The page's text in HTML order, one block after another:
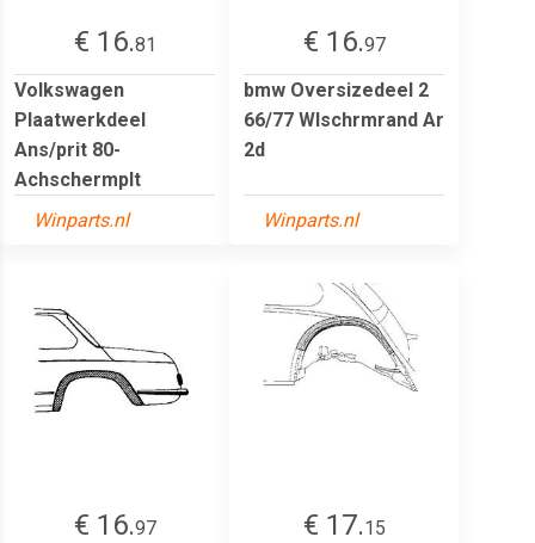
€ 16.81
Volkswagen
Plaatwerkdeel
Ans/prit 80-
Achschermplt
Winparts.nl
€ 16.97
bmw Oversizedeel 2
66/77 Wlschrmrand Ar
2d
Winparts.nl
€ 16.97
€ 17.15